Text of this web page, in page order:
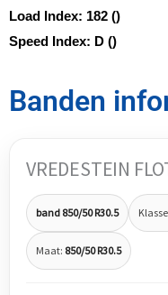
Load Index: 182 ()
Speed Index: D ()
Banden
VREDESTEIN
band 850/50 R30.5
Maat: 850/50 R30.5